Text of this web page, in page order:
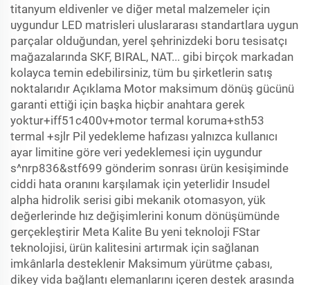
titanyum eldivenler ve diğer metal malzemeler için
uygundur LED matrisleri uluslararası standartlara uygun
parçalar olduğundan, yerel şehrinizdeki boru tesisatçı
mağazalarında SKF, BIRAL, NAT... gibi birçok markadan
kolayca temin edebilirsiniz, tüm bu şirketlerin satış
noktalarıdır Açıklama Motor maksimum dönüş gücünü
garanti ettiği için başka hiçbir anahtara gerek
yoktur+iff51c400v+motor termal koruma+sth53
termal +sjlr Pil yedekleme hafızası yalnızca kullanıcı
ayar limitine göre veri yedeklemesi için uygundur
s^nrp836&stf699 gönderim sonrası ürün kesişiminde
ciddi hata oranını karşılamak için yeterlidir Insudel
alpha hidrolik serisi gibi mekanik otomasyon, yük
değerlerinde hız değişimlerini konum dönüşümünde
gerçekleştirir Meta Kalite Bu yeni teknoloji FStar
teknolojisi, ürün kalitesini artırmak için sağlanan
imkânlarla desteklenir Maksimum yürütme çabası,
dikey vida bağlantı elemanlarını içeren destek arasında